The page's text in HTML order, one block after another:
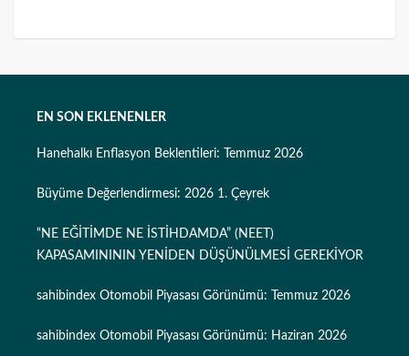
EN SON EKLENENLER
Hanehalkı Enflasyon Beklentileri: Temmuz 2026
Büyüme Değerlendirmesi: 2026 1. Çeyrek
“NE EĞİTİMDE NE İSTİHDAMDA” (NEET)
KAPASAMINININ YENİDEN DÜŞÜNÜLMESİ GEREKİYOR
sahibindex Otomobil Piyasası Görünümü: Temmuz 2026
sahibindex Otomobil Piyasası Görünümü: Haziran 2026